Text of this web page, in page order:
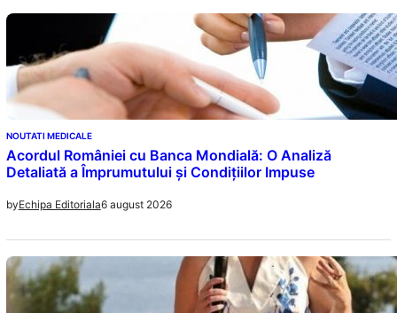
NOUTATI MEDICALE
Acordul României cu Banca Mondială: O Analiză
Detaliată a Împrumutului și Condițiilor Impuse
byEchipa Editoriala6 august 2026